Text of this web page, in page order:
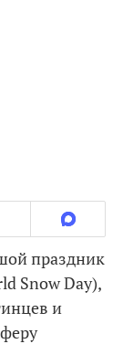
праздник
Snow Day),
и